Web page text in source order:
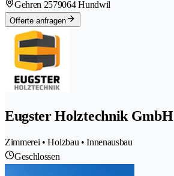
Gehren 2579064 Hundwil
Offerte anfragen
Eugster Holztechnik GmbH
Zimmerei • Holzbau • Innenausbau
Geschlossen